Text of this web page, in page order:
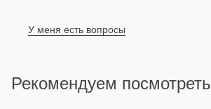
У меня есть вопросы
Рекомендуем посмотреть